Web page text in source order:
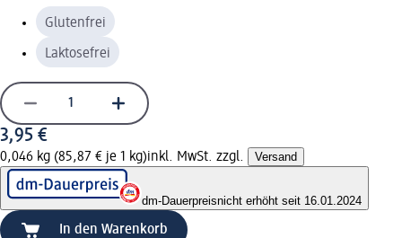
Glutenfrei
Laktosefrei
3,95 €
0,046 kg (85,87 € je 1 kg)inkl. MwSt. zzgl. Versand
dm-Dauerpreisnicht erhöht seit 16.01.2024
In den Warenkorb